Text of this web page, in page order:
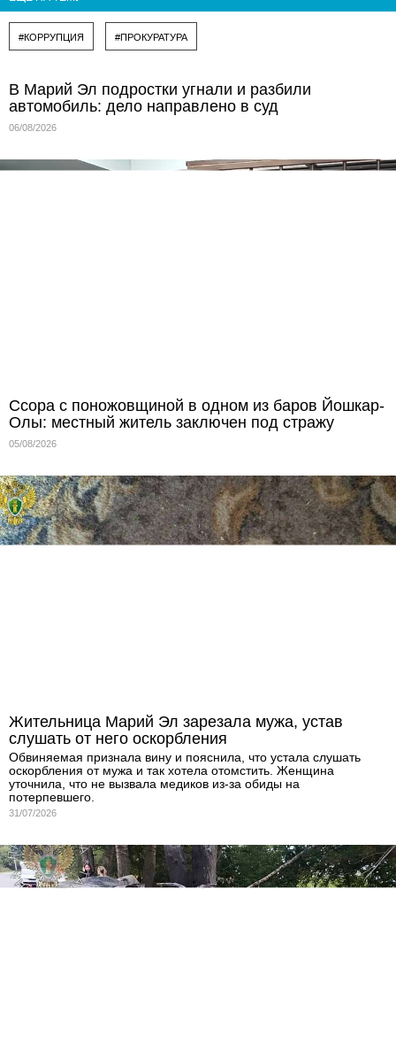
#КОРРУПЦИЯ #ПРОКУРАТУРА
В Марий Эл подростки угнали и разбили
автомобиль: дело направлено в суд
06/08/2026
Ссора с поножовщиной в одном из баров Йошкар-
Олы: местный житель заключен под стражу
05/08/2026
Жительница Марий Эл зарезала мужа, устав
слушать от него оскорбления
Обвиняемая признала вину и пояснила, что устала слушать
оскорбления от мужа и так хотела отомстить. Женщина
уточнила, что не вызвала медиков из-за обиды на
потерпевшего.
31/07/2026